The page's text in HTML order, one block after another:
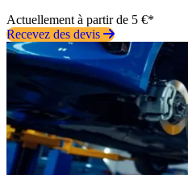
Actuellement à partir de 5 €*
Recevez des devis